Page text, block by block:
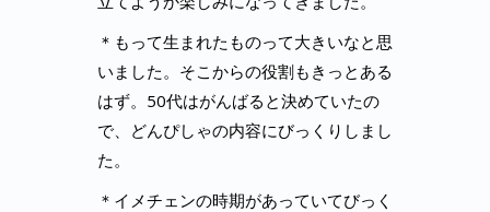
＊もって生まれたものって大きいなと思
いました。そこからの役割もきっとある
はず。50代はがんばると決めていたの
で、どんぴしゃの内容にびっくりしまし
た。
＊イメチェンの時期があっていてびっく